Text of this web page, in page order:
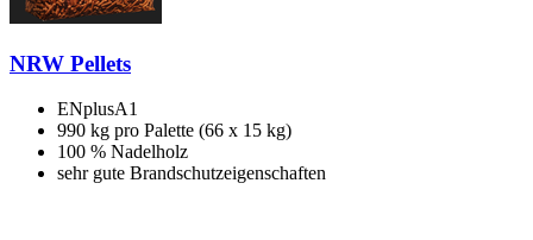
NRW Pellets
ENplusA1
990 kg pro Palette (66 x 15 kg)
100 % Nadelholz
sehr gute Brandschutzeigenschaften